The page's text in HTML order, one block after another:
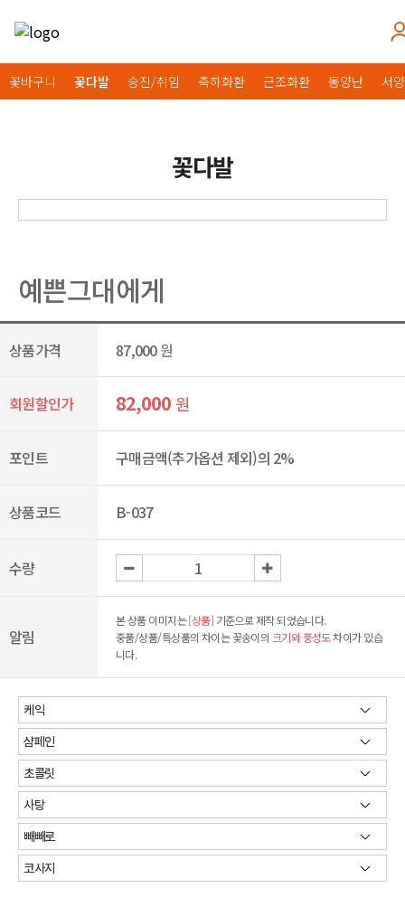
꽃바구니 꽃다발 승진/취임 축하화환 근조화환 동양난 서
꽃다발
예쁜그대에게
상품가격 87,000원
회원할인가 82,000원
포인트 구매금액(추가옵션 제외)의 2%
상품코드 B-037
수량
알림
본 상품 이미지는[상품] 기준으로 제작 되었습니다.
중품/상품/특상품의 차이는 꽃송이의 크기와 풍성도차이가 있습
니다.